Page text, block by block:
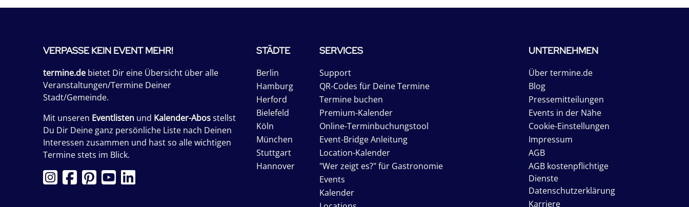
VERPASSE KEIN EVENT MEHR!
termine.de bietet Dir eine Übersicht über alle
Veranstaltungen/Termine Deiner
Stadt/Gemeinde.
Mit unseren Eventlisten und Kalender-Abosstellst
Du Dir Deine ganz persönliche Liste nach Deinen
Interessen zusammen und hast so alle wichtigen
Termine stets im Blick.
STÄDTE
Berlin
Hamburg
Herford
Bielefeld
Köln
München
Stuttgart
Hannover
SERVICES
Support
QR-Codes für Deine Termine
Termine buchen
Premium-Kalender
Online-Terminbuchungstool
Event-Bridge Anleitung
Location-Kalender
"Wer zeigt es?" für Gastronomie
Events
Kalender
UNTERNEHMEN
Über termine.de
Blog
Pressemitteilungen
Events in der Nähe
Cookie-Einstellungen
Impressum
AGB
AGB kostenpflichtige
Dienste
Datenschutzerklärung
Karriere